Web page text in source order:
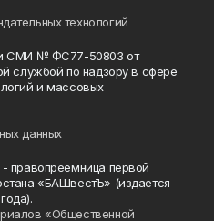
технологий
СМИ № ФС77-50803 от
службой по надзору в сфере
и массовых
данных
правопреемница первой
«БАШвестЪ» (издается
«Общественной